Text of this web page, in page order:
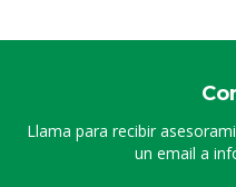
Llama para recibir
un email a